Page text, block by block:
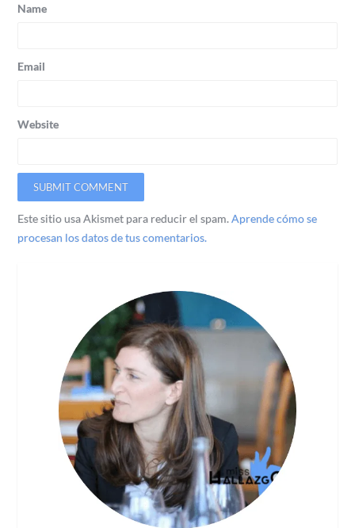
Name
Email
Website
Este sitio usa Akismet para reducir el spam.Aprende cómo se
procesan los datos de tus comentarios.